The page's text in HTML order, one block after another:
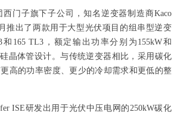
子旗下子公司，知名逆变器制造商Kaco
月推出了两款用于大型光伏项目的组串型逆变
和165 TL3，额定输出功率分别为155kW和
晶体管设计。与传统逆变器相比，采用碳化
高的功率密度、更少的冷却需求和更低的整
ISE研发出用于光伏中压电网的250kW碳化